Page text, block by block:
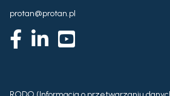
protan@protan.pl